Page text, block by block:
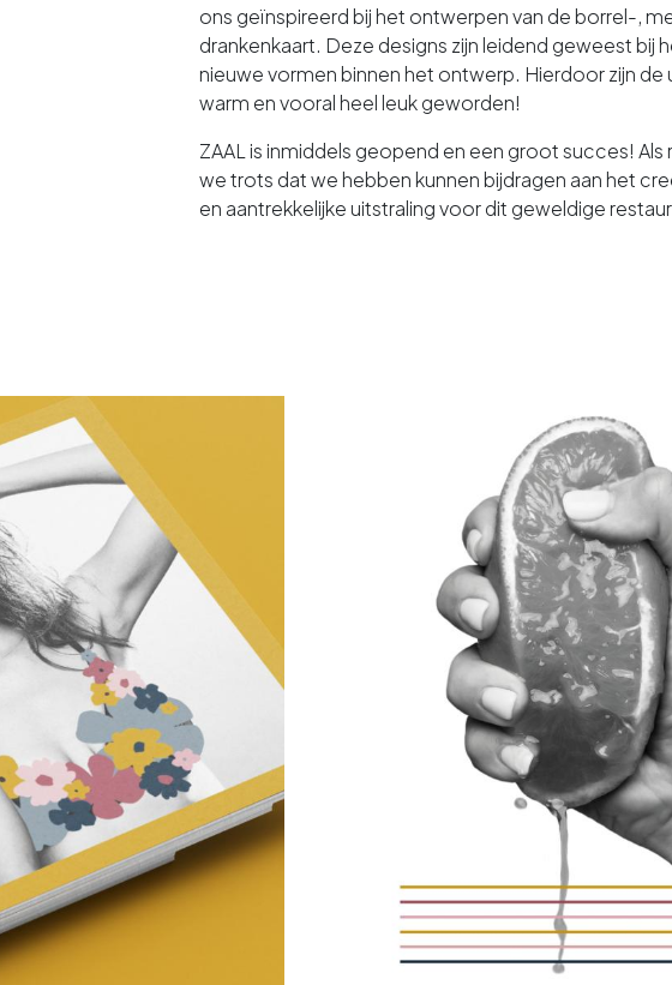
ons geïnspireerd bij het ontwerpen van de borrel-,
drankenkaart. Deze designs zijn leidend geweest bij
nieuwe vormen binnen het ontwerp. Hierdoor zijn de
warm en vooral heel leuk geworden!
ZAAL is inmiddels geopend en een groot succes! Als
we trots dat we hebben kunnen bijdragen aan het
en aantrekkelijke uitstraling voor dit geweldige